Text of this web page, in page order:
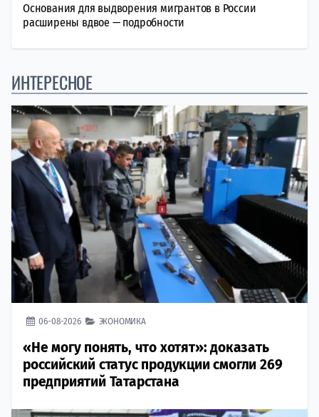
Основания для выдворения мигрантов в России
расширены вдвое — подробности
ИНТЕРЕСНОЕ
06-08-2026 ЭКОНОМИКА
«Не могу понять, что хотят»: доказать
российский статус продукции смогли 269
предприятий Татарстана